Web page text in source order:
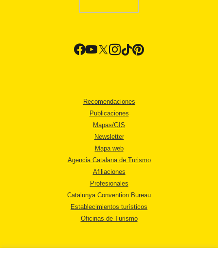
Recomendaciones
Publicaciones
Mapas/GIS
Newsletter
Mapa web
Agencia Catalana de Turismo
Afiliaciones
Profesionales
Catalunya Convention Bureau
Establecimientos turísticos
Oficinas de Turismo